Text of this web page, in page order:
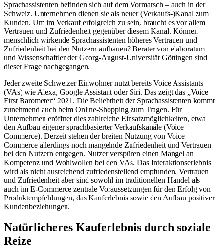
Sprachassistenten befinden sich auf dem Vormarsch – auch in der
Schweiz. Unternehmen dienen sie als neuer (Verkaufs-)Kanal zum
Kunden. Um im Verkauf erfolgreich zu sein, braucht es vor allem
Vertrauen und Zufriedenheit gegenüber diesem Kanal. Können
menschlich wirkende Sprachassistenten höheres Vertrauen und
Zufriedenheit bei den Nutzern aufbauen? Berater von elaboratum
und Wissenschaftler der Georg-August-Universität Göttingen sind
dieser Frage nachgegangen.
Jeder zweite Schweizer Einwohner nutzt bereits Voice Assistants
(VAs) wie Alexa, Google Assistant oder Siri. Das zeigt das „Voice
First Barometer“ 2021. Die Beliebtheit der Sprachassistenten kommt
zunehmend auch beim Online-Shopping zum Tragen. Für
Unternehmen eröffnet dies zahlreiche Einsatzmöglichkeiten, etwa
den Aufbau eigener sprachbasierter Verkaufskanäle (Voice
Commerce). Derzeit stehen der breiten Nutzung von Voice
Commerce allerdings noch mangelnde Zufriedenheit und Vertrauen
bei den Nutzern entgegen. Nutzer verspüren einen Mangel an
Kompetenz und Wohlwollen bei den VAs. Das Interaktionserlebnis
wird als nicht ausreichend zufriedenstellend empfunden. Vertrauen
und Zufriedenheit aber sind sowohl im traditionellen Handel als
auch im E-Commerce zentrale Voraussetzungen für den Erfolg von
Produktempfehlungen, das Kauferlebnis sowie den Aufbau positiver
Kundenbeziehungen.
Natürlicheres Kauferlebnis durch soziale
Reize